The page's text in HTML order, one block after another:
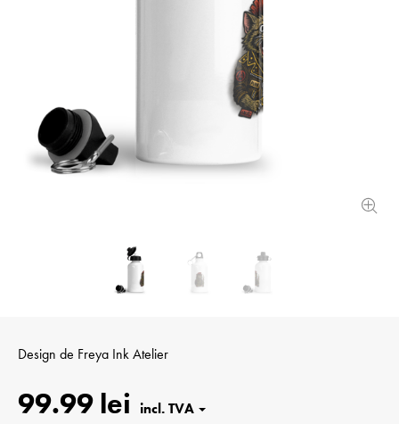
Design de Freya Ink Atelier
99.99 lei